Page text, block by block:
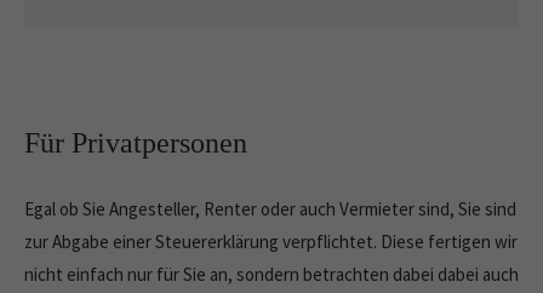
Für Privatpersonen
Egal ob Sie Angesteller, Renter oder auch Vermieter sind, Sie sind
zur Abgabe einer Steuererklärung verpflichtet. Diese fertigen wir
nicht einfach nur für Sie an, sondern betrachten dabei dabei auch